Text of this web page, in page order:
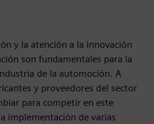
y la atención a la innovación
son fundamentales para la
de la automoción. A
y proveedores del sector
para competir en este
implementación de varias